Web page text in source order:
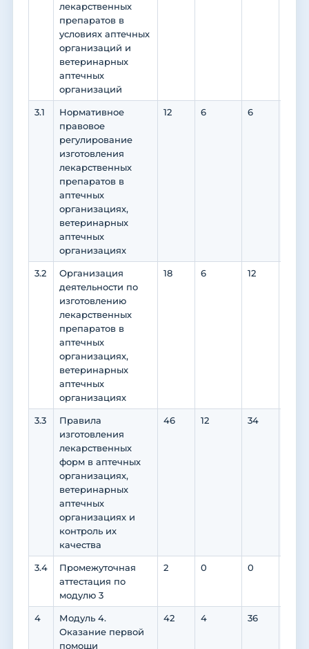
лекарственных
препаратов в
условиях аптечных
организаций и
ветеринарных
аптечных
организаций
3.1
Нормативное
правовое
регулирование
изготовления
лекарственных
препаратов в
аптечных
организациях,
ветеринарных
аптечных
организациях
12 6 6
3.2
Организация
деятельности по
изготовлению
лекарственных
препаратов в
аптечных
организациях,
ветеринарных
аптечных
организациях
18 6 12
3.3
Правила
изготовления
лекарственных
форм в аптечных
организациях,
ветеринарных
аптечных
организациях и
контроль их
качества
46 12 34
3.4
Промежуточная
аттестация по
модулю 3
2 0 0
4
Модуль 4.
Оказание первой
помощи
42 4 36